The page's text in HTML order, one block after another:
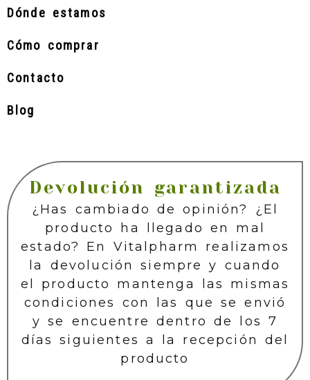
Dónde estamos
Cómo comprar
Contacto
Blog
Devolución garantizada
¿Has cambiado de opinión? ¿El
producto ha llegado en mal
estado? En Vitalpharm realizamos
la devolución siempre y cuando
el producto mantenga las mismas
condiciones con las que se envió
y se encuentre dentro de los 7
días siguientes a la recepción del
producto